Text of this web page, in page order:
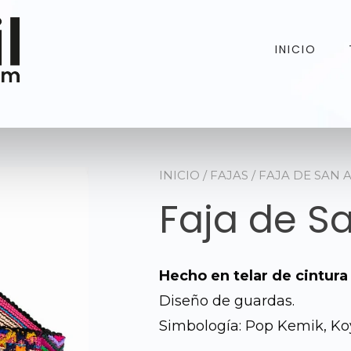
INICIO
INICIO / FAJAS / FAJA DE SAN
Faja de
Hecho en telar de cintura
Diseño de guardas.
Simbología: Pop Kemik,